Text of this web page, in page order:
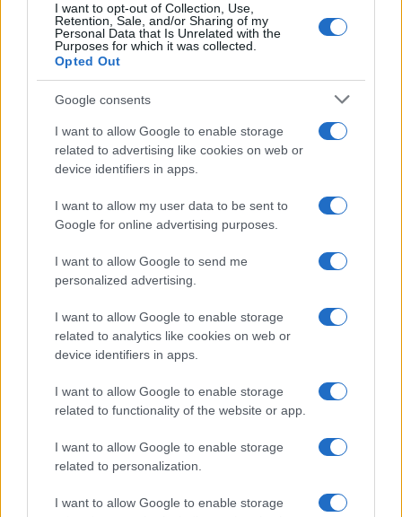
I want to opt-out of Collection, Use,
Retention, Sale, and/or Sharing of my
Personal Data that Is Unrelated with the
Purposes for which it was collected.
Opted Out
Google consents
I want to allow Google to enable storage
related to advertising like cookies on web or
device identifiers in apps.
I want to allow my user data to be sent to
Google for online advertising purposes.
I want to allow Google to send me
personalized advertising.
I want to allow Google to enable storage
related to analytics like cookies on web or
device identifiers in apps.
I want to allow Google to enable storage
related to functionality of the website or app.
I want to allow Google to enable storage
related to personalization.
I want to allow Google to enable storage
Plan de comidas semanal con recetas rápidas y
económicas
Diego Romero · 5 Ago 2026
RECETAS
Aguacate en la cocina: 10 recetas rápidas y deliciosas
MÁS LEÍDOS
profesionales